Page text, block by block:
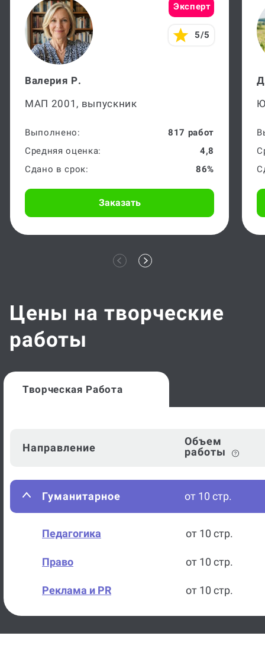
Эксперт
5/5
Валерия Р.
МАП 2001, выпускник
Выполнено:
817 работ
Средняя оценка:
4,8
Сдано в срок:
86%
Заказать
Цены на творческие
работы
Творческая Работа
Направление
Объем
работы
Гуманитарное от 10 стр.
Педагогика от 10 стр.
Право от 10 стр.
Реклама и PR от 10 стр.